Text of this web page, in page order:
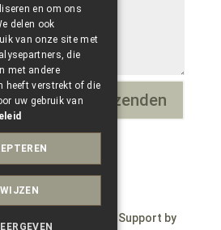
= Verzenden
Wepdzign by Paele – Support by
en om ons
delen ook
van onze site met
die
met andere
heeft verstrekt of die
uw gebruik van